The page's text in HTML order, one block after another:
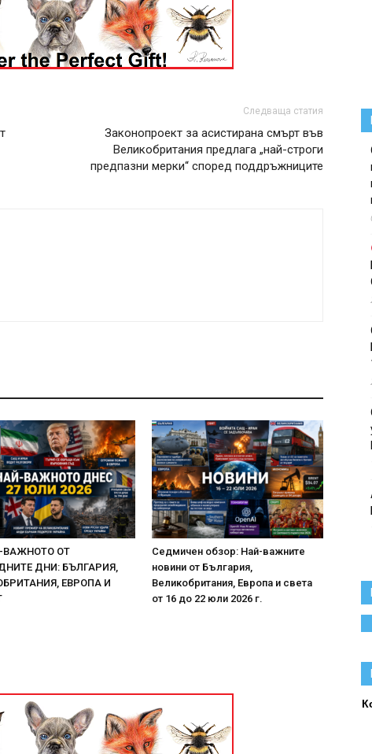
Следваща статия
Законопроект за асистирана смърт във
Великобритания предлага „най-строги
предпазни мерки“ според поддръжниците
ВАЖНОТО ОТ
ДНИ: БЪЛГАРИЯ,
ЕВРОПА И
Седмичен обзор: Най-важните
новини от България,
Великобритания, Европа и света
от 16 до 22 юли 2026 г.